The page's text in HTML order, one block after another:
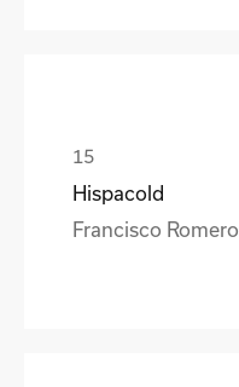
Hispacold
Francisco Romero